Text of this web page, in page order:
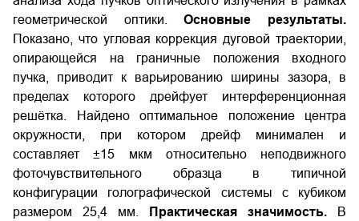
геометрической оптики.Основные результаты.
Показано, что угловая коррекция дуговой траектории,
опирающейся на граничные положения входного
пучка, приводит к варьированию ширины зазора, в
пределах которого дрейфует интерференционная
решётка. Найдено оптимальное положение центра
окружности, при котором дрейф минимален и
составляет ±15 мкм относительно неподвижного
фоточувствительного образца в типичной
конфигурации голографической системы с кубиком
размером 25,4 мм.
Практическая значимость. В